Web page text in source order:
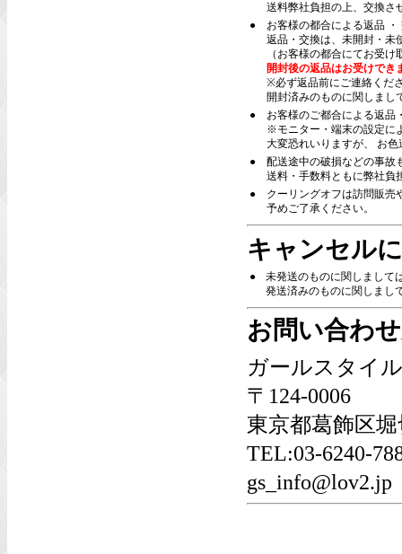
送料弊社負担の上、交換さ
●
お客様の都合による返品 ・
返品・交換は、未開封・未
（お客様の都合にてお受
開封後の返品はお受けでき
※必ず返品前にご連絡くだ
開封済みのものに関しまし
●
お客様のご都合による返品
※モニター・端末の設定に
大変恐れいりますが、 お
●
配送途中の破損などの事故
送料・手数料ともに弊社負
●
クーリングオフは訪問販売
予めご了承ください。
キャンセル
●
未発送のものに関しまして
発送済みのものに関しまし
お問い合わ
ガールスタイ
〒124-0006
東京都葛飾区堀
TEL:03-6240-
gs_info@lov2.jp